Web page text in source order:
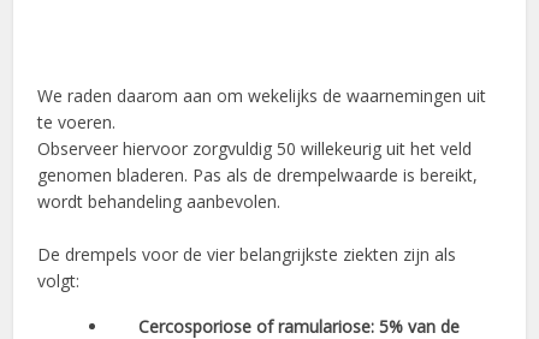
We raden daarom aan om wekelijks de waarnemingen uit
te voeren.
Observeer hiervoor zorgvuldig 50 willekeurig uit het veld
genomen bladeren. Pas als de drempelwaarde is bereikt,
wordt behandeling aanbevolen.
De drempels voor de vier belangrijkste ziekten zijn als
volgt:
Cercosporiose of ramulariose: 5% van de